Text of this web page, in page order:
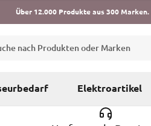
Über 12.000 Produkte aus 300 Marken.
nach Produkten oder Marken
Elektroartikel